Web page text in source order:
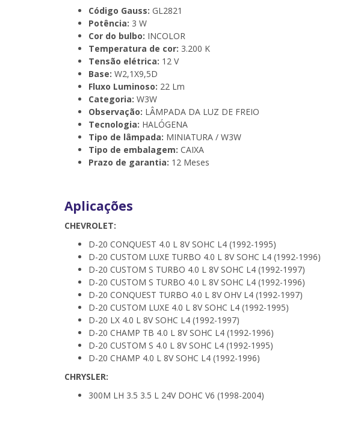
Código Gauss: GL2821
Potência: 3 W
Cor do bulbo: INCOLOR
Temperatura de cor: 3.200 K
Tensão elétrica: 12 V
Base: W2,1X9,5D
Fluxo Luminoso: 22 Lm
Categoria: W3W
Observação: LÂMPADA DA LUZ DE FREIO
Tecnologia: HALÓGENA
Tipo de lâmpada: MINIATURA / W3W
Tipo de embalagem: CAIXA
Prazo de garantia: 12 Meses
Aplicações
CHEVROLET:
D-20 CONQUEST 4.0 L 8V SOHC L4 (1992-1995)
D-20 CUSTOM LUXE TURBO 4.0 L 8V SOHC L4 (1992-1996)
D-20 CUSTOM S TURBO 4.0 L 8V SOHC L4 (1992-1997)
D-20 CUSTOM S TURBO 4.0 L 8V SOHC L4 (1992-1996)
D-20 CONQUEST TURBO 4.0 L 8V OHV L4 (1992-1997)
D-20 CUSTOM LUXE 4.0 L 8V SOHC L4 (1992-1995)
D-20 LX 4.0 L 8V SOHC L4 (1992-1997)
D-20 CHAMP TB 4.0 L 8V SOHC L4 (1992-1996)
D-20 CUSTOM S 4.0 L 8V SOHC L4 (1992-1995)
D-20 CHAMP 4.0 L 8V SOHC L4 (1992-1996)
CHRYSLER:
300M LH 3.5 3.5 L 24V DOHC V6 (1998-2004)